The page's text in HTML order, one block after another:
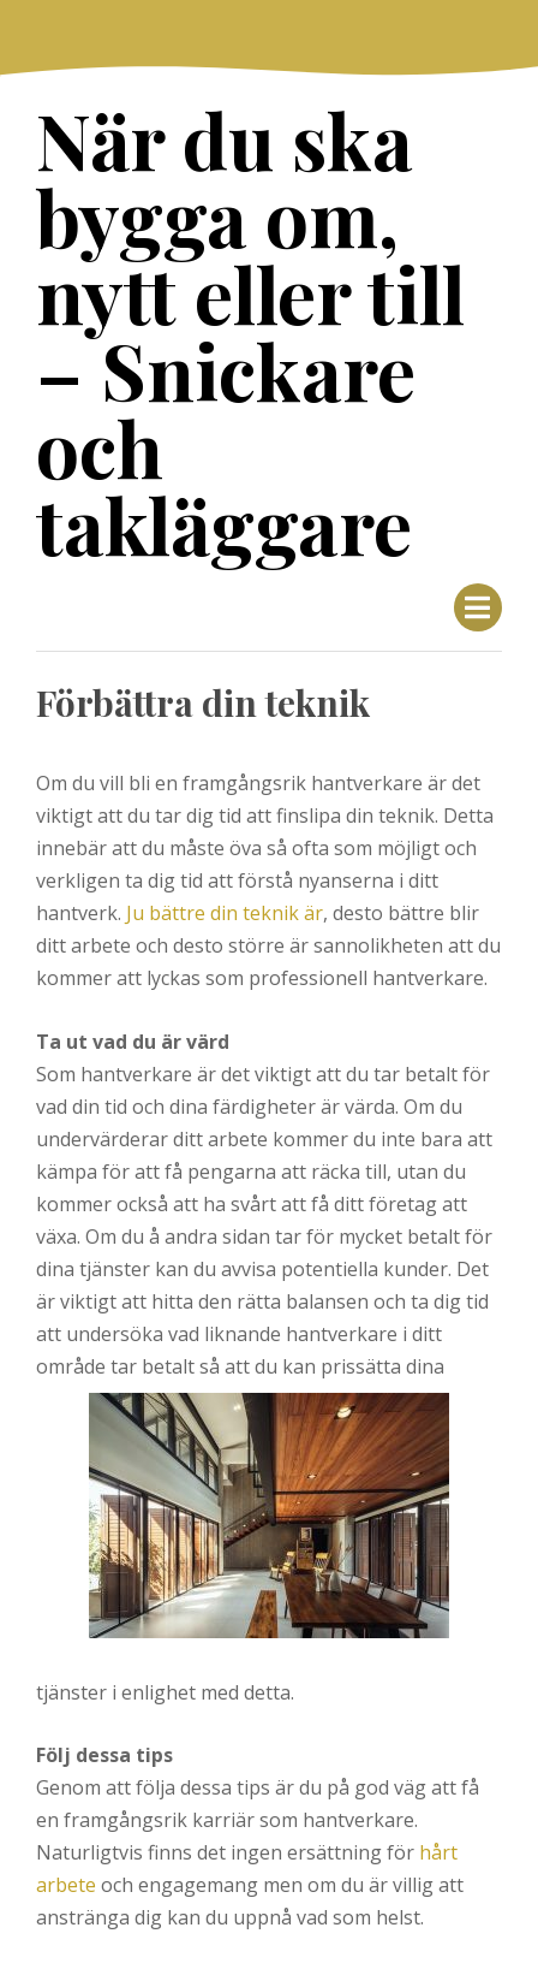
content
När du ska
bygga om,
nytt eller till
– Snickare
och
takläggare
Förbättra din teknik
Om du vill bli en framgångsrik hantverkare är det
viktigt att du tar dig tid att finslipa din teknik. Detta
innebär att du måste öva så ofta som möjligt och
verkligen ta dig tid att förstå nyanserna i ditt
hantverk. Ju bättre din teknik är, desto bättre blir
ditt arbete och desto större är sannolikheten att du
kommer att lyckas som professionell hantverkare.
Ta ut vad du är värd
Som hantverkare är det viktigt att du tar betalt för
vad din tid och dina färdigheter är värda. Om du
undervärderar ditt arbete kommer du inte bara att
kämpa för att få pengarna att räcka till, utan du
kommer också att ha svårt att få ditt företag att
växa. Om du å andra sidan tar för mycket betalt för
dina tjänster kan du avvisa potentiella kunder. Det
är viktigt att hitta den rätta balansen och ta dig tid
att undersöka vad liknande hantverkare i ditt
område tar betalt så att du kan prissätta dina
tjänster i enlighet med detta.
Följ dessa tips
Genom att följa dessa tips är du på god väg att få
en framgångsrik karriär som hantverkare.
Naturligtvis finns det ingen ersättning för hårt
arbete och engagemang men om du är villig att
anstränga dig kan du uppnå vad som helst.